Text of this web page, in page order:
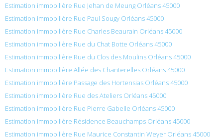
Estimation immobilière Rue Jehan de Meung Orléans 45000
Estimation immobilière Rue Paul Sougy Orléans 45000
Estimation immobilière Rue Charles Beaurain Orléans 45000
Estimation immobilière Rue du Chat Botte Orléans 45000
Estimation immobilière Rue du Clos des Moulins Orléans 45000
Estimation immobilière Allée des Chanterelles Orléans 45000
Estimation immobilière Passage des Hortensias Orléans 45000
Estimation immobilière Rue des Ateliers Orléans 45000
Estimation immobilière Rue Pierre Gabelle Orléans 45000
Estimation immobilière Résidence Beauchamps Orléans 45000
Estimation immobilière Rue Maurice Constantin Weyer Orléans 45000